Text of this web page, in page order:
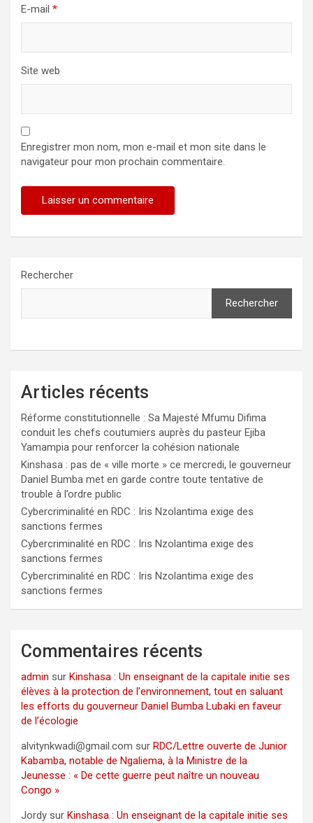
E-mail *
Site web
Enregistrer mon nom, mon e-mail et mon site dans le
navigateur pour mon prochain commentaire.
Rechercher
Rechercher
Articles récents
Réforme constitutionnelle : Sa Majesté Mfumu Difima
conduit les chefs coutumiers auprès du pasteur Ejiba
Yamampia pour renforcer la cohésion nationale
Kinshasa : pas de « ville morte » ce mercredi, le gouverneur
Daniel Bumba met en garde contre toute tentative de
trouble à l’ordre public
Cybercriminalité en RDC : Iris Nzolantima exige des
sanctions fermes
Cybercriminalité en RDC : Iris Nzolantima exige des
sanctions fermes
Cybercriminalité en RDC : Iris Nzolantima exige des
sanctions fermes
Commentaires récents
admin sur Kinshasa : Un enseignant de la capitale initie ses
élèves à la protection de l’environnement, tout en saluant
les efforts du gouverneur Daniel Bumba Lubaki en faveur
de l’écologie
alvitynkwadi@gmail.com sur RDC/Lettre ouverte de Junior
Kabamba, notable de Ngaliema, à la Ministre de la
Jeunesse : « De cette guerre peut naître un nouveau
Congo »
Jordy sur Kinshasa : Un enseignant de la capitale initie ses